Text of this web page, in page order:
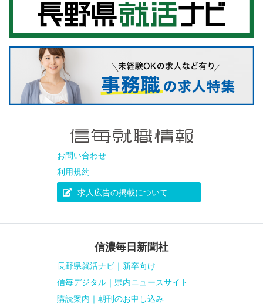
お問い合わせ
利用規約
求人広告の掲載について
信濃毎日新聞社
長野県就活ナビ｜新卒向け
信毎デジタル｜県内ニュースサイト
購読案内｜朝刊のお申し込み